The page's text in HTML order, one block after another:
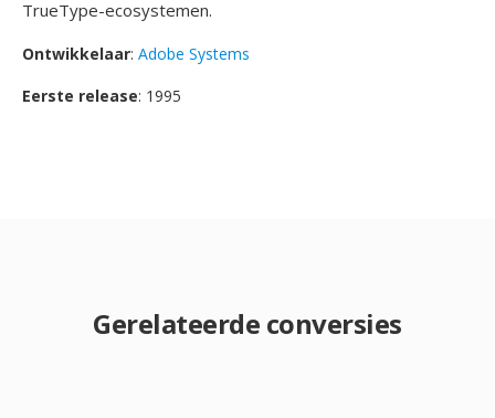
TrueType-ecosystemen.
Ontwikkelaar: Adobe Systems
Eerste release: 1995
Gerelateerde conversies